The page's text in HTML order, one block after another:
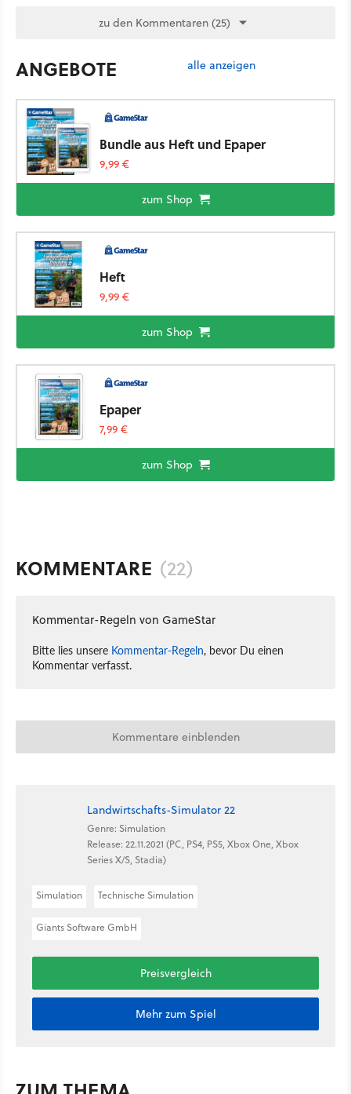
zu den Kommentaren (25)
ANGEBOTE alle anzeigen
Bundle aus Heft und Epaper
9,99 €
zum Shop
Heft
9,99 €
zum Shop
Epaper
7,99 €
zum Shop
KOMMENTARE (22)
Kommentar-Regeln von GameStar
Bitte lies unsere Kommentar-Regeln, bevor Du einen
Kommentar verfasst.
Kommentare einblenden
Landwirtschafts-Simulator 22
Genre: Simulation
Release: 22.11.2021 (PC, PS4, PS5, Xbox One, Xbox
Series X/S, Stadia)
Simulation Technische Simulation
Giants Software GmbH
Preisvergleich
Mehr zum Spiel